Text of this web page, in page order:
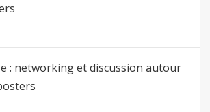
: networking et discussion autour